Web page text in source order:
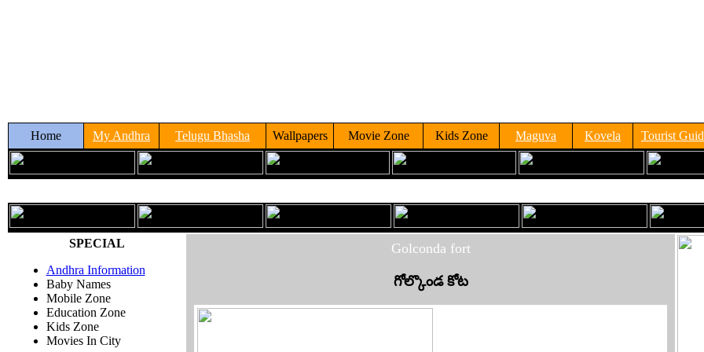
Home My Andhra Telugu Bhasha Wallpapers Movie Zone Kids Zone Maguva Kovela Tourist
SPECIAL
Andhra Information
Baby Names
Mobile Zone
Education Zone
Kids Zone
Movies In City
Golconda fort
గోల్కొండ కోట